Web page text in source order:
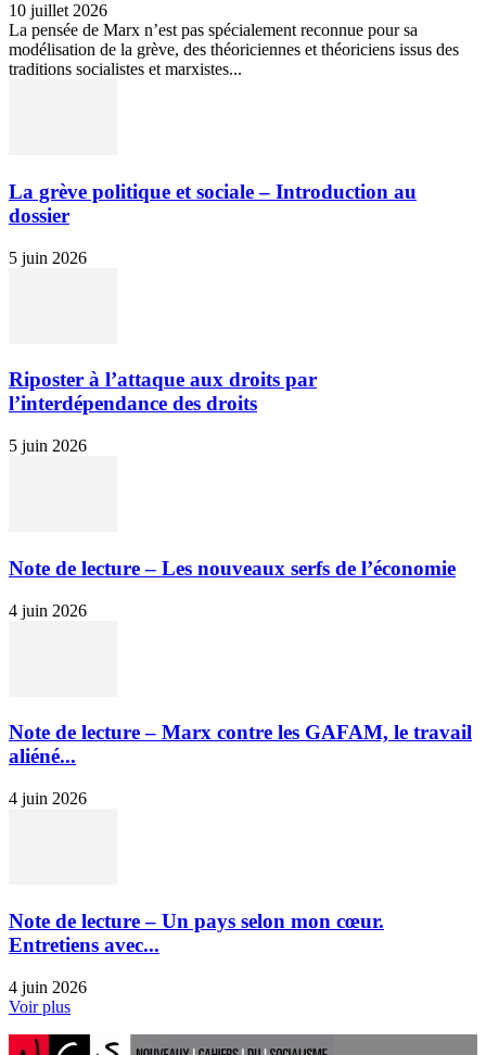
10 juillet 2026
La pensée de Marx n’est pas spécialement reconnue pour sa
modélisation de la grève, des théoriciennes et théoriciens issus des
traditions socialistes et marxistes...
La grève politique et sociale – Introduction au
dossier
5 juin 2026
Riposter à l’attaque aux droits par
l’interdépendance des droits
5 juin 2026
Note de lecture – Les nouveaux serfs de l’économie
4 juin 2026
Note de lecture – Marx contre les GAFAM, le travail
aliéné...
4 juin 2026
Note de lecture – Un pays selon mon cœur.
Entretiens avec...
4 juin 2026
Voir plus